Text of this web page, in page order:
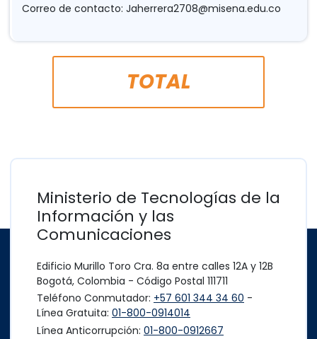
Correo de contacto: Jaherrera2708@misena.edu.co
TOTAL
Ministerio de Tecnologías de la
Información y las
Comunicaciones
Edificio Murillo Toro Cra. 8a entre calles 12A y 12B
Bogotá, Colombia - Código Postal 111711
Teléfono Conmutador: +57 601 344 34 60 -
Línea Gratuita: 01-800-0914014
Línea Anticorrupción: 01-800-0912667